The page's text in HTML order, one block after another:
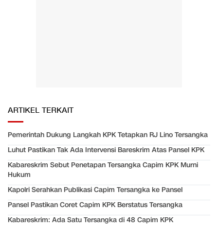
ARTIKEL TERKAIT
Pemerintah Dukung Langkah KPK Tetapkan RJ Lino Tersangka
Luhut Pastikan Tak Ada Intervensi Bareskrim Atas Pansel KPK
Kabareskrim Sebut Penetapan Tersangka Capim KPK Murni
Hukum
Kapolri Serahkan Publikasi Capim Tersangka ke Pansel
Pansel Pastikan Coret Capim KPK Berstatus Tersangka
Kabareskrim: Ada Satu Tersangka di 48 Capim KPK